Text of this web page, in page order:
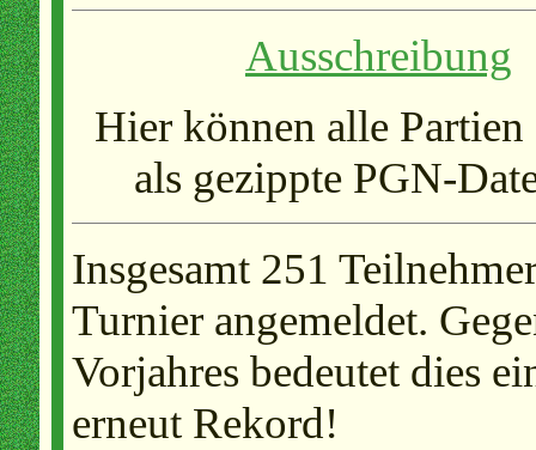
Ausschreibung
Hier können alle Partien
als gezippte PGN-
Insgesamt 251
Turnier angemeldet.
Vorjahres bedeutet dies
erneut Rekord!